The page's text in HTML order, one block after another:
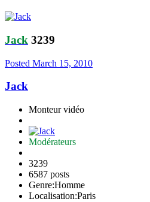
Jack 3239
Posted March 15, 2010
Jack
Monteur vidéo
Modérateurs
3239
6587 posts
Genre:Homme
Localisation:Paris